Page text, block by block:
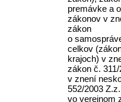
premávke a
zákonov v
zákon č.
o
celkov
krajoch) v
zákon č.
v znení
552/2003
vo verejnom